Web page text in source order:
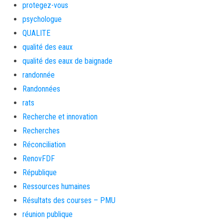
protegez-vous
psychologue
QUALITE
qualité des eaux
qualité des eaux de baignade
randonnée
Randonnées
rats
Recherche et innovation
Recherches
Réconciliation
RenovFDF
République
Ressources humaines
Résultats des courses – PMU
réunion publique